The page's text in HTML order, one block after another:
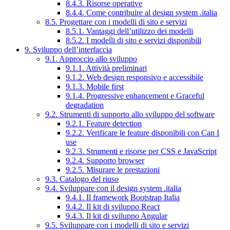
8.4.3. Risorse operative
8.4.4. Come contribuire al design system .italia
8.5. Progettare con i modelli di sito e servizi
8.5.1. Vantaggi dell’utilizzo dei modelli
8.5.2. I modelli di sito e servizi disponibili
9. Sviluppo dell’interfaccia
9.1. Approccio allo sviluppo
9.1.1. Attività preliminari
9.1.2. Web design responsivo e accessibile
9.1.3. Mobile first
9.1.4. Progressive enhancement e Graceful
degradation
9.2. Strumenti di supporto allo sviluppo del software
9.2.1. Feature detection
9.2.2. Verificare le feature disponibili con Can I
use
9.2.3. Strumenti e risorse per CSS e JavaScript
9.2.4. Supporto browser
9.2.5. Misurare le prestazioni
9.3. Catalogo del riuso
9.4. Sviluppare con il design system .italia
9.4.1. Il framework Bootstrap Italia
9.4.2. Il kit di sviluppo React
9.4.3. Il kit di sviluppo Angular
9.5. Sviluppare con i modelli di sito e servizi